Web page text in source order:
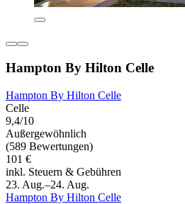
Hampton By Hilton Celle
Hampton By Hilton Celle
Celle
9,4/10
Außergewöhnlich
(589 Bewertungen)
101 €
inkl. Steuern & Gebühren
23. Aug.–24. Aug.
Hampton By Hilton Celle